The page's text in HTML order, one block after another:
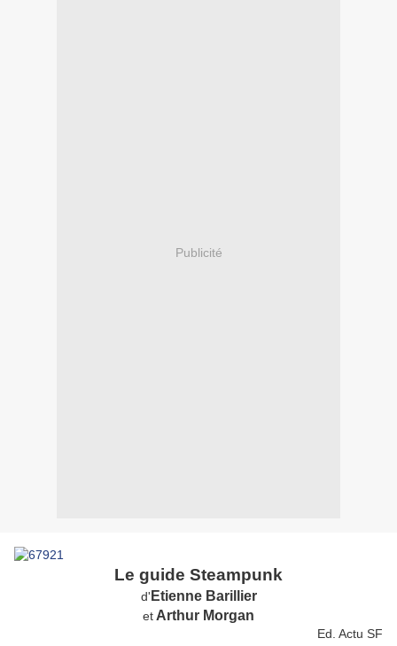
Publicité
Le guide Steampunk
d' Etienne Barillier
et Arthur Morgan
Ed. Actu SF